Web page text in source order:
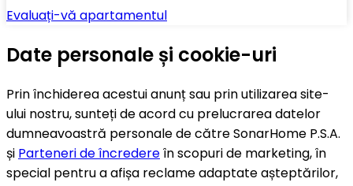
Evaluați-vă apartamentul
Date personale și cookie-uri
Prin închiderea acestui anunț sau prin utilizarea site-
ului nostru, sunteți de acord cu prelucrarea datelor
dumneavoastră personale de către SonarHome P.S.A.
și Parteneri de încredereîn scopuri de marketing, în
special pentru a afișa reclame adaptate așteptărilor,